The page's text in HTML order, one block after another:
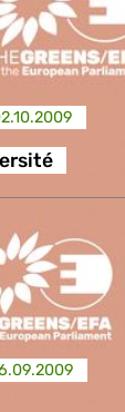
& Culture
des